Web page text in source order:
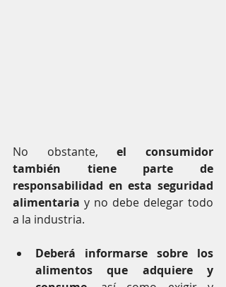
No obstante, el consumidor
también tiene parte de
responsabilidad en esta seguridad
alimentaria y no debe delegar todo
a la industria.
Deberá informarse sobre los
alimentos que adquiere y